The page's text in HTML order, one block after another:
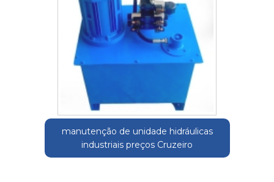
manutenção de unidade hidráulicas
industriais preços Cruzeiro